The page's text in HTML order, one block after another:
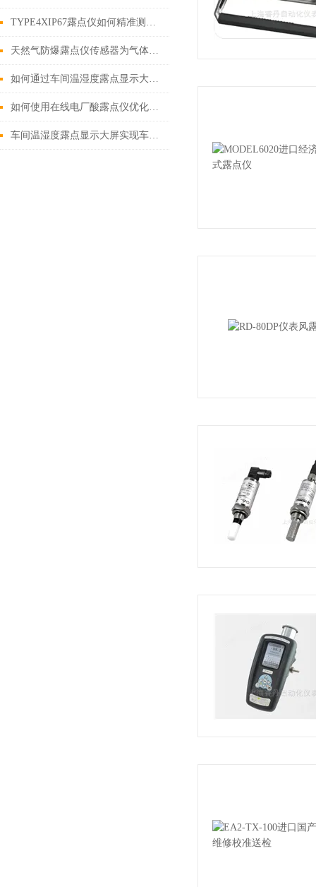
TYPE4XIP67露点仪如何精准测量气体露点？
天然气防爆露点仪传感器为气体管道系统提供精准露点控制
如何通过车间温湿度露点显示大屏提高工作舒适度？
如何使用在线电厂酸露点仪优化电厂的化学管理？
车间温湿度露点显示大屏实现车间环境温湿度动态监控